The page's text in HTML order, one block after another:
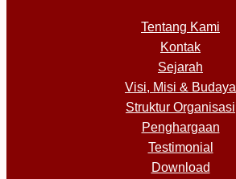
Tentang Kami
Kontak
Sejarah
Visi, Misi & Budaya
Struktur Organisasi
Penghargaan
Testimonial
Download